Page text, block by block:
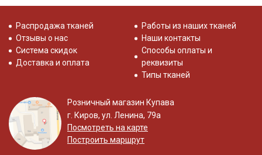
Распродажа тканей
Отзывы о нас
Система скидок
Доставка и оплата
Работы из наших тканей
Наши контакты
Способы оплаты и
реквизиты
Типы тканей
Розничный магазин Купава
г. Киров, ул. Ленина, 79а
Посмотреть на карте
Построить маршрут